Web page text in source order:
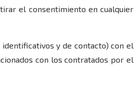
el consentimiento en cualquier
y de contacto) con el
con los contratados por el